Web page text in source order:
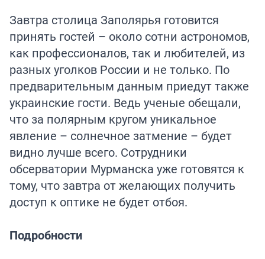
Завтра столица Заполярья готовится
принять гостей – около сотни астрономов,
как профессионалов, так и любителей, из
разных уголков России и не только. По
предварительным данным приедут также
украинские гости. Ведь ученые обещали,
что за полярным кругом уникальное
явление – солнечное затмение – будет
видно лучше всего. Сотрудники
обсерватории Мурманска уже готовятся к
тому, что завтра от желающих получить
доступ к оптике не будет отбоя.
Подробности